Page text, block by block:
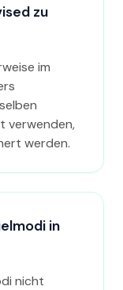
zu
im
verwenden,
werden.
in
nicht